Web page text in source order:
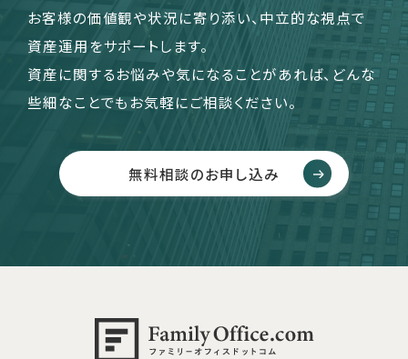
お客様の価値観や状況に寄り添い、中立的な視点で
資産運用をサポートします。
資産に関するお悩みや気になることがあれば、どんな
些細なことでもお気軽にご相談ください。
無料相談のお申し込み